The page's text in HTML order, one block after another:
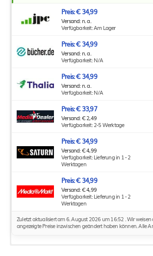
Preis: € 34,99
Versand: n. a.
Verfügbarkeit: Am Lager
Preis: € 34,99
Versand: n. a.
Verfügbarkeit: N/A
Preis: € 34,99
Versand: n. a.
Verfügbarkeit: N/A
Preis: € 33,97
Versand: € 2,49
Verfügbarkeit: 2-5 Werktage
Preis: € 34,99
Versand: € 4,99
Verfügbarkeit: Lieferung in 1 - 2
Werktagen
Preis: € 34,99
Versand: € 4,99
Verfügbarkeit: Lieferung in 1 - 2
Werktagen
Zuletzt aktualisiert am 6. August 2026 um 16:52 . Wir weisen
angezeigte Preise inzwischen geändert haben können. Alle